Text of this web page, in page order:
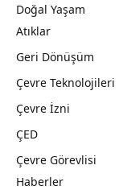
Doğal Yaşam
Atıklar
Geri Dönüşüm
Çevre Teknolojileri
Çevre İzni
ÇED
Çevre Görevlisi
Haberler